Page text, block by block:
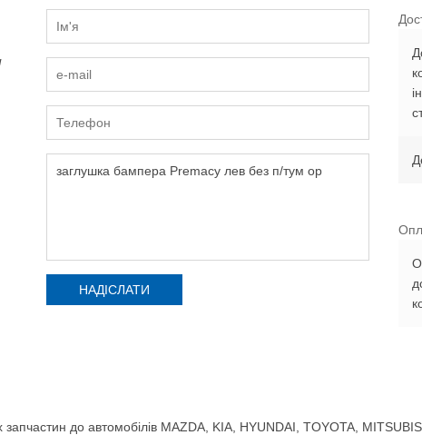
до автомобілів MAZDA, KIA, HYUNDAI, TOYOTA,